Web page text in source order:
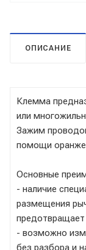
ОПИСАНИЕ
Клемма
или
Зажим
помощи
Основные
- наличие
размещения
предотвращает
- возможно
без разбора и